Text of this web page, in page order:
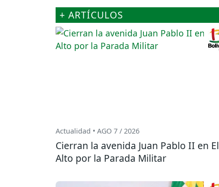
+ ARTÍCULOS
Actualidad • AGO 7 / 2026
Cierran la avenida Juan Pablo II en El
Alto por la Parada Militar